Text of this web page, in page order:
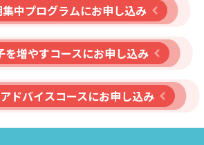
中プログラムにお申し込み
を増やすコースにお申し込み
ドバイスコースにお申し込み